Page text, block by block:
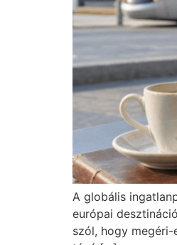
A globális
európai
szól, hogy